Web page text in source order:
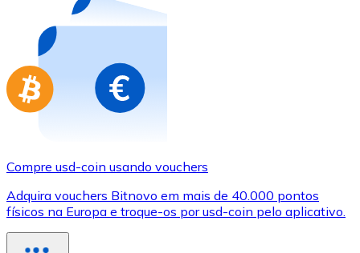
Compre cartões-presente das suas marcas favoritas
Ir para a loja de cartões-presente
Compre usd-coin usando vouchers
Adquira vouchers Bitnovo em mais de 40.000 pontos
físicos na Europa e troque-os por usd-coin pelo aplicativo.